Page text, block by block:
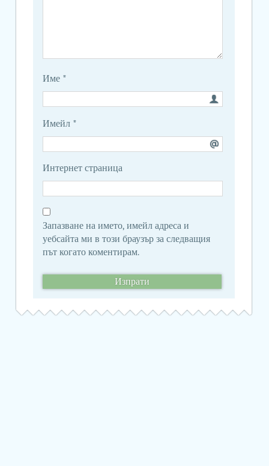
Име *
Имейл *
Интернет страница
Запазване на името, имейл адреса и
уебсайта ми в този браузър за следващия
път когато коментирам.